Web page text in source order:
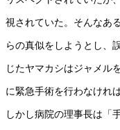
視されていた。そんなあ
らの真似をしようとし、
じたヤマカシはジャメル
に緊急手術を行わなけれ
しかし病院の理事長は「